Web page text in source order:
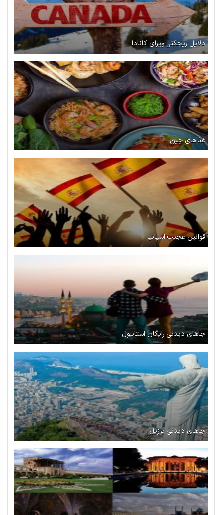
دلایل ریجکتی ویزای کانادا
غذاهای چین
قوانین عجیب اسپانیا
جاهای دیدنی رایگان استانبول
جاهای دیدنی برزیل